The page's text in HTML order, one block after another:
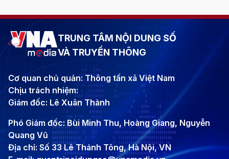
TRUNG TÂM NỘI DUNG SỐ
VÀ TRUYỀN THÔNG
Cơ quan chủ quản: Thông tấn xã Việt Nam
Chịu trách nhiệm:
Giám đốc: Lê Xuân Thành
Phó Giám đốc: Bùi Minh Thu, Hoàng Giang, Nguyễn
Quang Vũ
Địa chỉ: Số 33 Lê Thánh Tông, Hà Nội, VN